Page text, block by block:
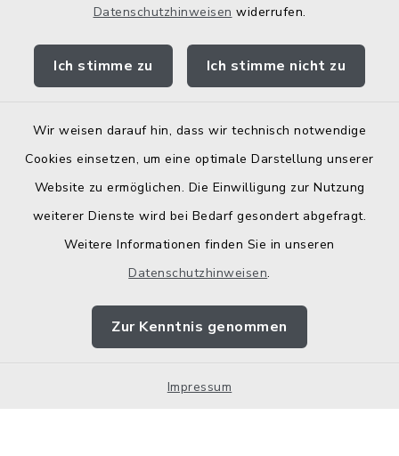
Datenschutzhinweisen widerrufen.
Ich stimme zu Ich stimme nicht zu
Wir weisen darauf hin, dass wir technisch notwendige
Cookies einsetzen, um eine optimale Darstellung unserer
Website zu ermöglichen. Die Einwilligung zur Nutzung
weiterer Dienste wird bei Bedarf gesondert abgefragt.
Weitere Informationen finden Sie in unseren
Datenschutzhinweisen.
Zur Kenntnis genommen
Impressum
Kontakt
Datenschutz
Sitemap